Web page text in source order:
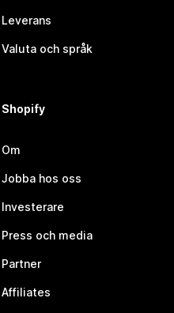
Leverans
Valuta och språk
Shopify
Om
Jobba hos oss
Investerare
Press och media
Partner
Affiliates